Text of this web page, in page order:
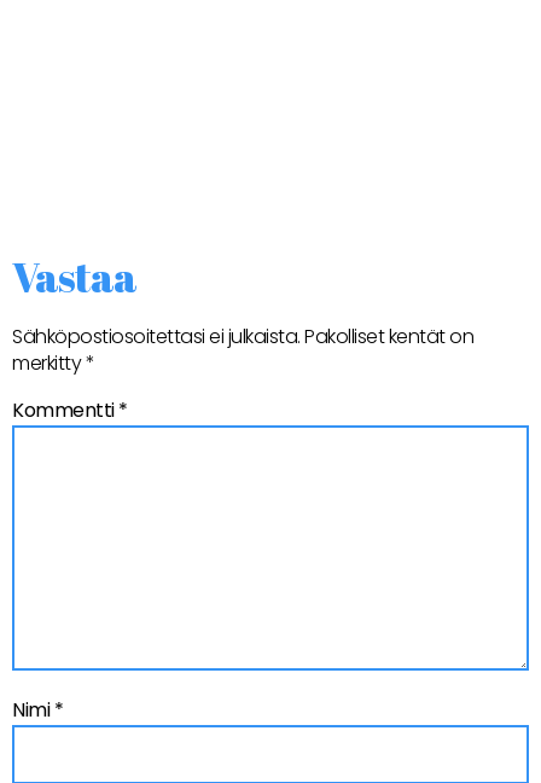
Vastaa
Sähköpostiosoitettasi ei julkaista.Pakolliset kentät on
merkitty*
Kommentti*
Nimi*